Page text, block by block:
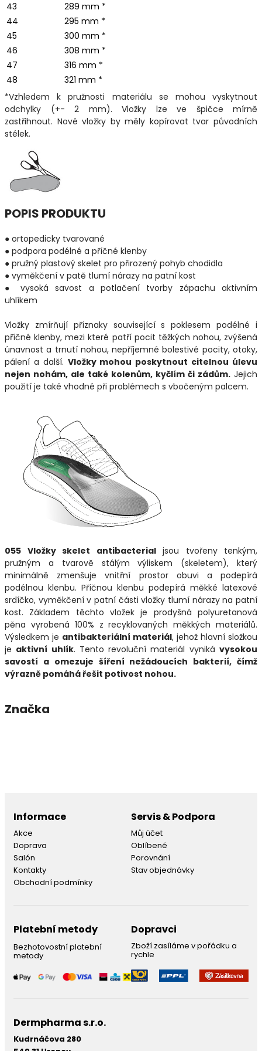
43
289 mm *
44
295 mm *
45
300 mm *
46
308 mm *
47
316 mm *
48
321 mm *
*Vzhledem k pružnosti materiálu se mohou vyskytnout
odchylky (+- 2 mm). Vložky lze ve špičce mírně
zastřihnout. Nové vložky by měly kopírovat tvar původních
stélek.
POPIS PRODUKTU
● ortopedicky tvarované
● podpora podélné a příčné klenby
● pružný plastový skelet pro přirozený pohyb chodidla
● vyměkčení v patě tlumí nárazy na patní kost
● vysoká savost a potlačení tvorby zápachu aktivním
uhlíkem
Vložky zmírňují příznaky související s poklesem podélné i
příčné klenby, mezi které patří pocit těžkých nohou, zvýšená
únavnost a trnutí nohou, nepříjemné bolestivé pocity, otoky,
pálení a další. Vložky mohou poskytnout citelnou úlevu
nejen nohám, ale také kolenům, kyčlím či zádům. Jejich
použití je také vhodné při problémech s vbočeným palcem.
055 Vložky skelet antibacterialjsou tvořeny tenkým,
pružným a tvarově stálým výliskem (skeletem), který
minimálně zmenšuje vnitřní prostor obuvi a podepírá
podélnou klenbu. Příčnou klenbu podepírá měkké latexové
srdíčko, vyměkčení v patní části vložky tlumí nárazy na patní
kost. Základem těchto vložek je prodyšná polyuretanová
pěna vyrobená 100% z recyklovaných měkkých materiálů.
Výsledkem je antibakteriální materiál, jehož hlavní složkou
je aktivní uhlík. Tento revoluční materiál vynikávysokou
savostí a omezuje šíření nežádoucích bakterií, čímž
výrazně pomáhá řešit potivost nohou.
Značka
Informace
Akce
Doprava
Salón
Kontakty
Obchodní podmínky
Servis & Podpora
Můj účet
Oblíbené
Porovnání
Stav objednávky
Platební metody
Bezhotovostní platební
metody
Dopravci
Zboží zasíláme v pořádku a
rychle
Dermpharma s.r.o.
Kudrnáčova 280